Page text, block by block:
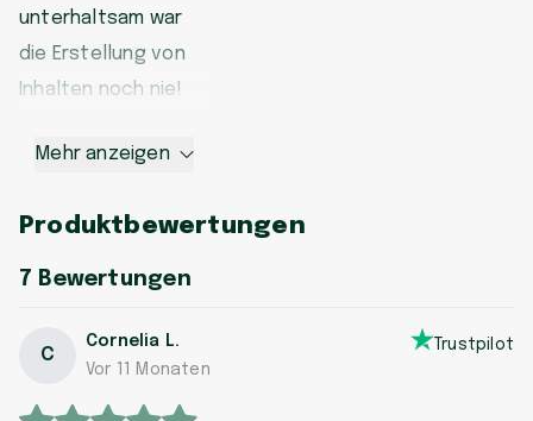
unterhaltsam war
die Erstellung von
Inhalten noch nie!
Mehr anzeigen
Produktbewertungen
7 Bewertungen
C
Cornelia L.
Vor 11 Monaten
Trustpilot